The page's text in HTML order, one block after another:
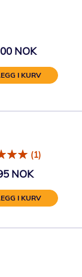
NOK
I KURV
(1)
NOK
I KURV